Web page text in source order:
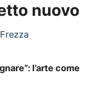
nuovo
l’arte come